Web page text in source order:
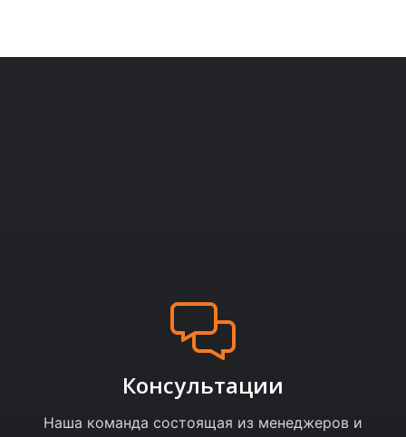
Консультации
Наша команда состоящая из менеджеров и